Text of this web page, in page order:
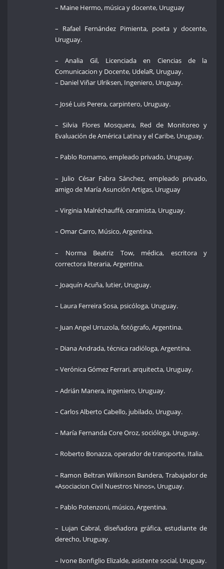
– Maine Hermo, música y docente, Uruguay
– Rafael Fernández Pimienta, poeta y docente,
Uruguay.
– Analia Gil, Licenciada en Ciencias de la
Comunicacion y Docente, UdelaR, Uruguay.
– Daniel Viñar Ulriksen, Ingeniero, Uruguay.
– José Luis Perera, carpintero, Uruguay.
– Silvia Flores Mosquera, Red de Monitoreo y
Evaluación de América Latina y el Caribe, Uruguay.
– Pablo Romamo, empleado privado, Uruguay.
– Julio César Fabra Sánchez, empleado privado,
amigo de María Asunción Artigas, Uruguay
– Virginia Malréchauffé, ceramista, Uruguay.
– Omar Carro, Músico, Argentina.
– Norma Beatriz Tow, médica, escritora y
correctora literaria, Argentina.
– Joaquín Acuña, lutier, Uruguay.
– Laura Ferreira Sosa, psicóloga, Uruguay.
– Juan Angel Urruzola, fotógrafo, Argentina.
– Diana Andrada, técnica radióloga, Argentina.
– Verónica Gómez Ferrari, arquitecta, Uruguay.
– Adrián Manera, ingeniero, Uruguay.
– Carlos Alberto Cabello, jubilado, Uruguay.
– María Fernanda Core Oroz, socióloga, Uruguay.
– Roberto Bonazza, operador de transporte, Italia.
– Ramon Beltran Wilkinson Bandera, Trabajador de
«Asociacion Civil Nuestros Ninos», Uruguay.
– Pablo Potenzoni, músico, Argentina.
– Lujan Cabral, diseñadora gráfica, estudiante de
derecho, Uruguay.
– Ivone Bonfiglio Elizalde, asistente social, Uruguay.